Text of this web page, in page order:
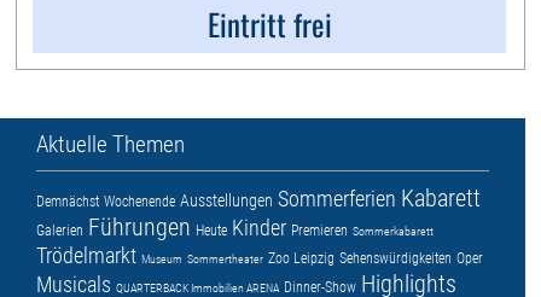
Eintritt frei
Aktuelle Themen
Demnächst Wochenende Ausstellungen Sommerferien Kabarett
Galerien Führungen Heute Kinder Premieren Sommerkabarett
Trödelmarkt Museum Sommertheater Zoo Leipzig Sehenswürdigkeiten Oper
Musicals QUARTERBACK Immobilien ARENA Dinner-Show Highlights